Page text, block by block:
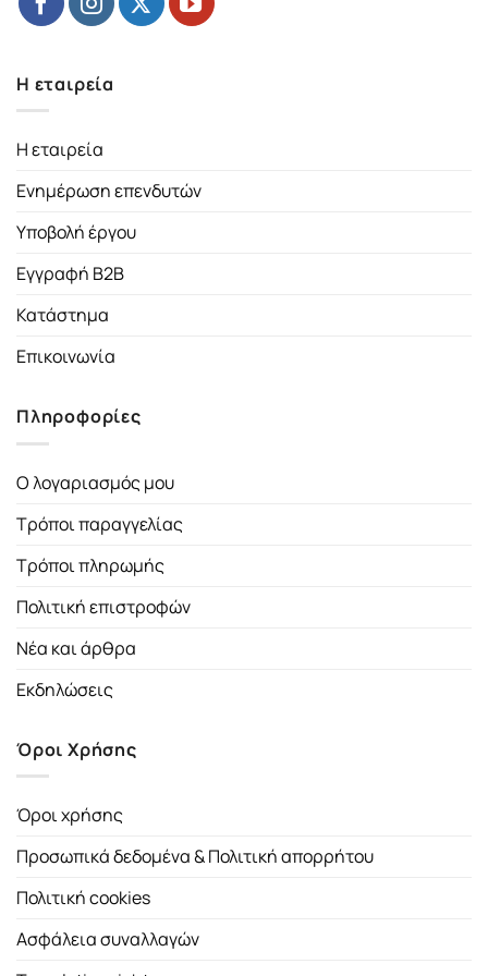
Η εταιρεία
Η εταιρεία
Ενημέρωση επενδυτών
Υποβολή έργου
Εγγραφή B2B
Κατάστημα
Επικοινωνία
Πληροφορίες
Ο λογαριασμός μου
Τρόποι παραγγελίας
Τρόποι πληρωμής
Πολιτική επιστροφών
Νέα και άρθρα
Εκδηλώσεις
Όροι Χρήσης
Όροι χρήσης
Προσωπικά δεδομένα & Πολιτική απορρήτου
Πολιτική cookies
Ασφάλεια συναλλαγών